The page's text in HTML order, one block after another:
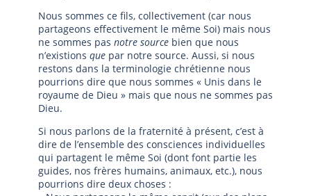
Nous sommes ce fils, collectivement (car nous
partageons effectivement le même Soi) mais nous
ne sommes pas notre source bien que nous
n’existions que par notre source. Aussi, si nous
restons dans la terminologie chrétienne nous
pourrions dire que nous sommes « Unis dans le
royaume de Dieu » mais que nous ne sommes pas
Dieu.
Si nous parlons de la fraternité à présent, c’est à
dire de l’ensemble des consciences individuelles
qui partagent le même Soi (dont font partie les
guides, nos frères humains, animaux, etc.), nous
pourrions dire deux choses :